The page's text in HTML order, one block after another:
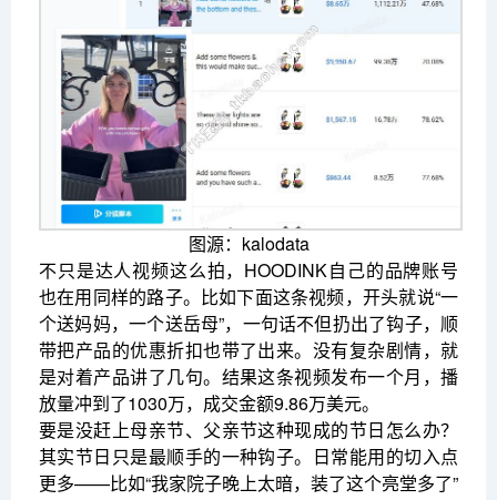
图源：kalodata
不只是达人视频这么拍，HOODINK自己的品牌账号
也在用同样的路子。比如下面这条视频，开头就说“一
个送妈妈，一个送岳母”，一句话不但扔出了钩子，顺
带把产品的优惠折扣也带了出来。没有复杂剧情，就
是对着产品讲了几句。结果这条视频发布一个月，播
放量冲到了1030万，成交金额9.86万美元。
要是没赶上母亲节、父亲节这种现成的节日怎么办？
其实节日只是最顺手的一种钩子。日常能用的切入点
更多——比如“我家院子晚上太暗，装了这个亮堂多了”